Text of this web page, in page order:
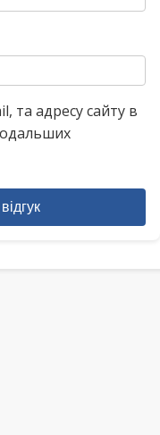
та адресу сайту в